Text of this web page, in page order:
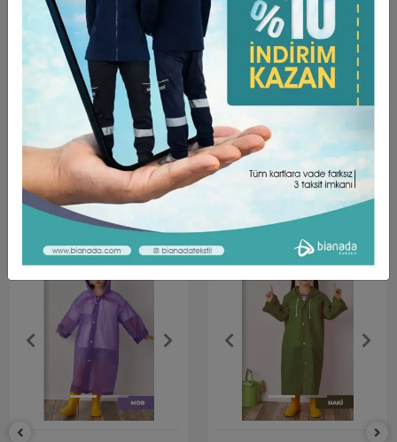
Ürün Açıklaması Garanti ve Teslimat
Taksit Seçenekleri Yorumlar
Bianada olarak sizlere her daim kaliteli ve kullanışlı ürünler
sunmaya devam ediyoruz. Satışta olan Yağmurluk Unisex
Çocuk - Yeşil ürünü de bu kriterler dikkate alınarak
hazırlanmış ve sizlerin beğenisine sunulmuştur.
Benzer Ürünler